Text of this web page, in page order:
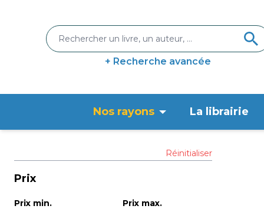
+ Recherche avancée
Nos rayons La librairie
Réinitialiser
Prix
Prix min. Prix max.